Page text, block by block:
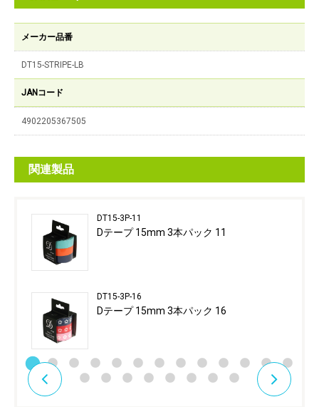
メーカー品番
DT15-STRIPE-LB
JANコード
4902205367505
関連製品
DT15-3P-11
Dテープ 15mm 3本パック 11
DT15-3P-16
Dテープ 15mm 3本パック 16